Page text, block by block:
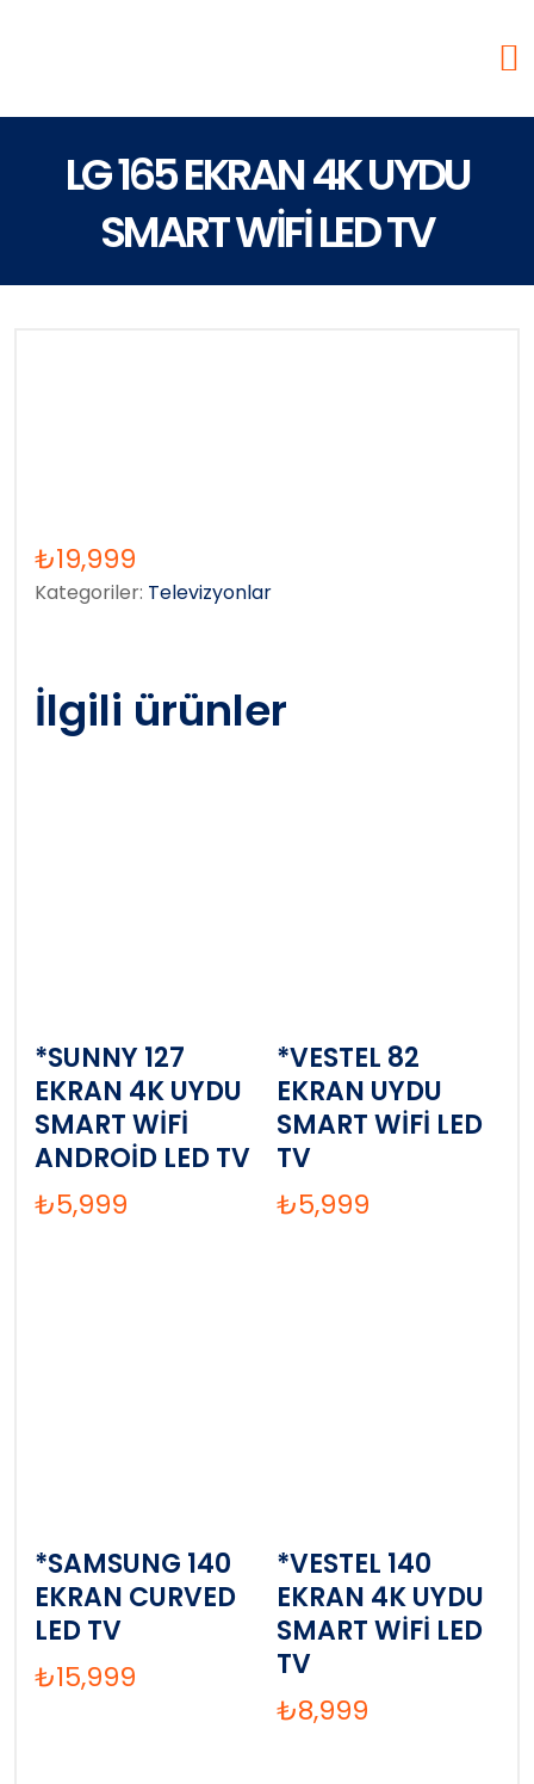
LG 165 EKRAN 4K UYDU
SMART WİFİ LED TV
₺19,999
Kategoriler: Televizyonlar
İlgili ürünler
*SUNNY 127
EKRAN 4K UYDU
SMART WİFİ
ANDROİD LED TV
₺5,999
*VESTEL 82
EKRAN UYDU
SMART WİFİ LED
TV
₺5,999
*SAMSUNG 140
EKRAN CURVED
LED TV
₺15,999
*VESTEL 140
EKRAN 4K UYDU
SMART WİFİ LED
TV
₺8,999